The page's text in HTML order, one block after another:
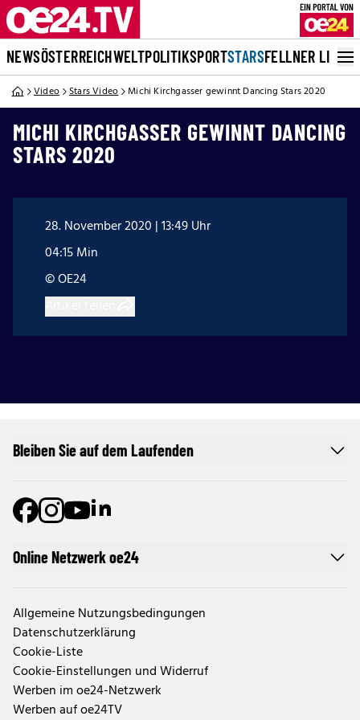
NEWSÖSTERREICHWELTPOLITIKSPORTSTARSFELLNER LIVE
Video Stars Video Michi Kirchgasser gewinnt Dancing Stars 2020
MICHI KIRCHGASSER GEWINNT DANCING
STARS 2020
28. November 2020 | 13:49 Uhr
04:15 Min
© OE24
Online Netzwerk oe24
Allgemeine Nutzungsbedingungen
Datenschutzerklärung
Cookie-Liste
Cookie-Einstellungen und Widerruf
Werben im oe24-Netzwerk
Werben auf oe24TV
Bleiben Sie auf dem Laufenden